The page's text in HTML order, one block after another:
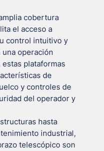
cobertura
el acceso a
control intuitivo y
una operación
plataformas
de
y controles de
del operador y
hasta
industrial,
telescópico son